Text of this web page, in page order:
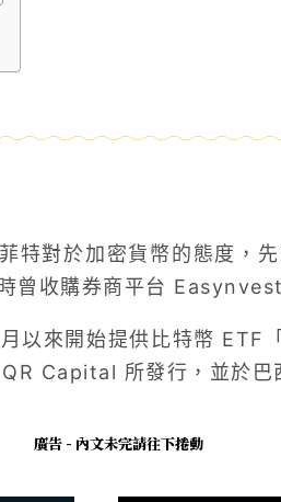
特對於加密貨幣的態度，
收購券商平台 Easynvest
來開始提供比特幣 ETF
Capital 所發行，並於巴
廣告 - 內文未完請往下捲動